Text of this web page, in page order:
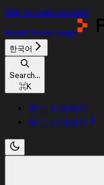
Skip to main content
Replit home page
한국어
Search...
⌘K
빌드 시작하기
빌드 시작하기